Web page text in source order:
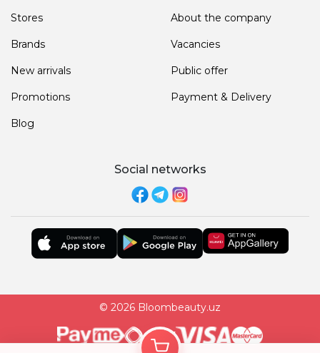
Stores
Brands
New arrivals
Promotions
Blog
About the company
Vacancies
Public offer
Payment & Delivery
Social networks
© 2026 Bloombeauty.uz